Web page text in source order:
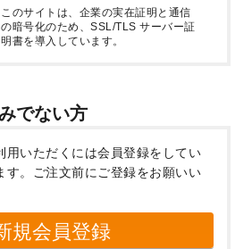
このサイトは、企業の実在証明と通信
の暗号化のため、SSL/TLS サーバー証
明書を導入しています。
でない方
用いただくには会員登録をしてい
。
ご注文前にご登録をお願いい
規会員登録